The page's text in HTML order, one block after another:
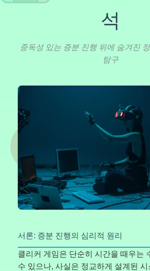
석
중독성 있는 증분 진행 뒤에 숨겨진
탐구
서론: 증분 진행의 심리적 원리
클리커 게임은 단순히 시간을 때우는
수 있으나, 사실은 정교하게 설계된